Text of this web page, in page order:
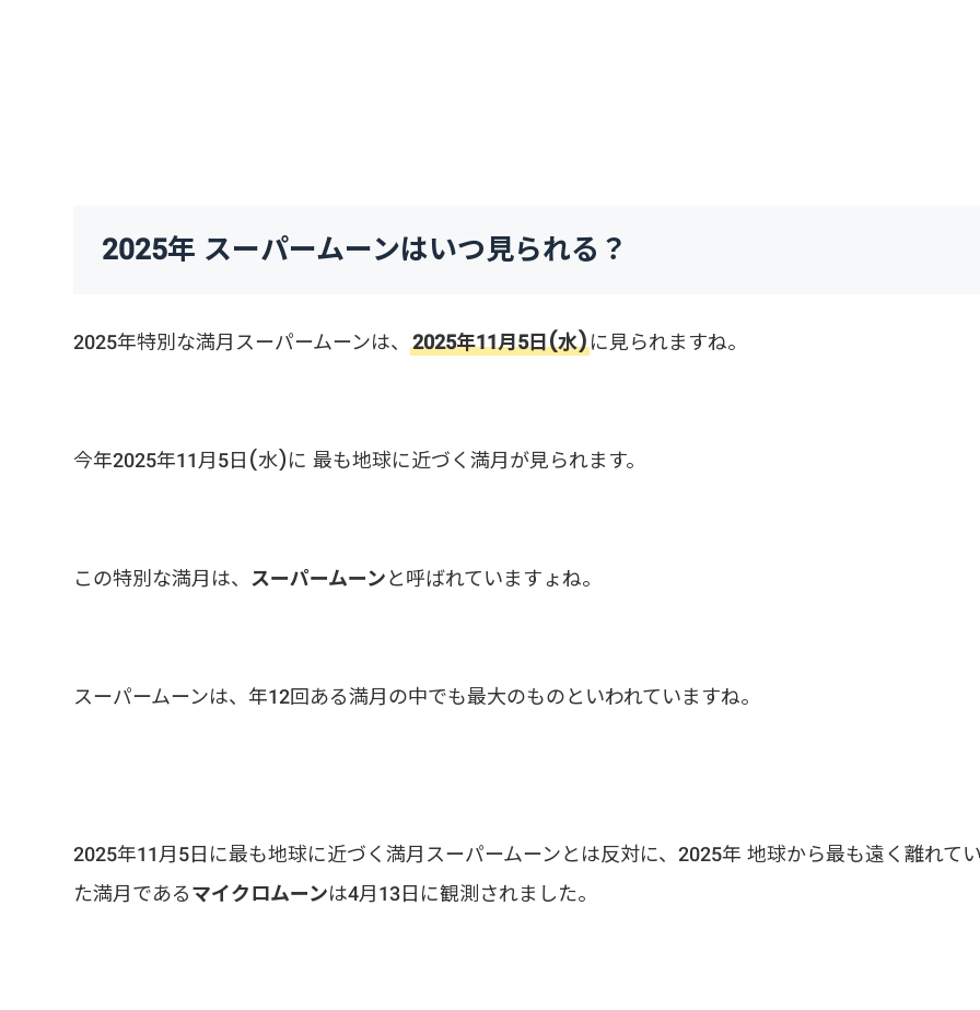
2025年 スーパームーンはいつ見られる？
2025年特別な満月スーパームーンは、2025年11月5日(水)に見られますね。
今年2025年11月5日(水)に 最も地球に近づく満月が見られます。
この特別な満月は、 スーパームーンと呼ばれていますょね。
スーパームーンは、年12回ある満月の中でも最大のものといわれていますね。
2025年11月5日に最も地球に近づく満月スーパームーンとは反対に、2025年 地球から最も遠く離れて
た満月であるマイクロムーンは4月13日に観測されました。